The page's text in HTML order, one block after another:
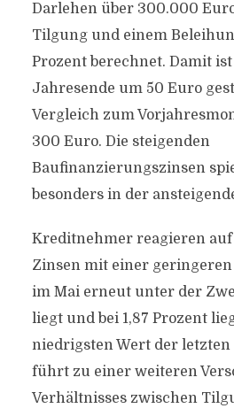
Darlehen über 300.000
Tilgung und einem
Prozent berechnet. Damit ist
Jahresende um 50 Euro
Vergleich zum
300 Euro. Die steigenden
Baufinanzierungszinsen
besonders in der
Kreditnehmer reagieren
Zinsen mit einer
im Mai erneut unter der
liegt und bei 1,87 Prozent
niedrigsten Wert der letzten
führt zu einer weiteren
Verhältnisses zwischen